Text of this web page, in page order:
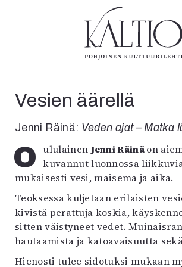
Tanssi
Tanssi
Sarjakuva
Sámegillii
Oulu2026
Näyttelyt
Musiikki
Levyt
4/2026
1/2026
6/2025
5/2025 saame
5/2025
Vesien äärellä
Jenni Räinä: Veden ajat – Matka
Oululainen Jenni Räinäon
kuvannut luonnossa
mukaisesti vesi, maisema ja aika.
Teoksessa kuljetaan erilaisten
kivistä perattuja koskia,
sitten väistyneet vedet.
hautaamista ja katoavaisuutta
Hienosti tulee sidotuksi mukaan